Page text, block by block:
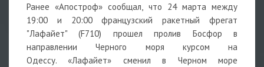
Ранее «Апостроф» сообщал, что 24 марта между
19:00 и 20:00 французский ракетный фрегат
"Лафайет" (F710) прошел пролив Босфор в
направлении Черного моря курсом на
Одессу. «Лафайет» сменил в Черном море